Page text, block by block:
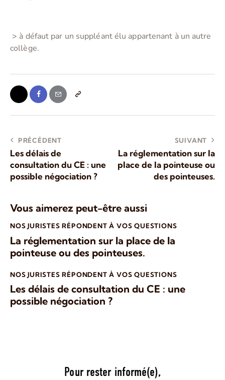
> à défaut par un suppléant élu appartenant à un autre
collège.
PRÉCÉDENT
Les délais de
consultation du CE : une
possible négociation ?
SUIVANT
La réglementation sur la
place de la pointeuse ou
des pointeuses.
Vous aimerez peut-être aussi
NOS JURISTES RÉPONDENT À VOS QUESTIONS
La réglementation sur la place de la
pointeuse ou des pointeuses.
NOS JURISTES RÉPONDENT À VOS QUESTIONS
Les délais de consultation du CE : une
possible négociation ?
Pour rester informé(e),